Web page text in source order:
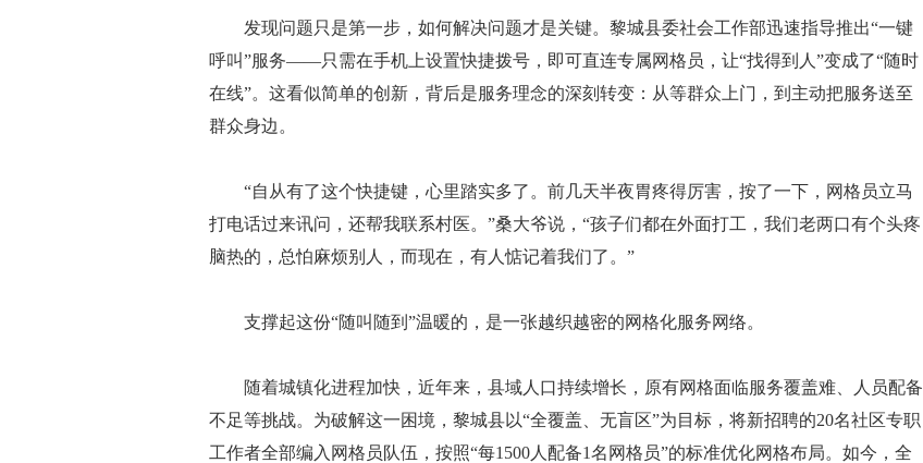
发现问题只是第一步，如何解决问题才是关键。黎城县委社会工作部迅速指导推出“一键
呼叫”服务——只需在手机上设置快捷拨号，即可直连专属网格员，让“找得到人”变成了“随时
在线”。这看似简单的创新，背后是服务理念的深刻转变：从等群众上门，到主动把服务送至
群众身边。
“自从有了这个快捷键，心里踏实多了。前几天半夜胃疼得厉害，按了一下，网格员立马
打电话过来讯问，还帮我联系村医。”桑大爷说，“孩子们都在外面打工，我们老两口有个头疼
脑热的，总怕麻烦别人，而现在，有人惦记着我们了。”
支撑起这份“随叫随到”温暖的，是一张越织越密的网格化服务网络。
随着城镇化进程加快，近年来，县域人口持续增长，原有网格面临服务覆盖难、人员配备
不足等挑战。为破解这一困境，黎城县以“全覆盖、无盲区”为目标，将新招聘的20名社区专职
工作者全部编入网格员队伍，按照“每1500人配备1名网格员”的标准优化网格布局。如今，全